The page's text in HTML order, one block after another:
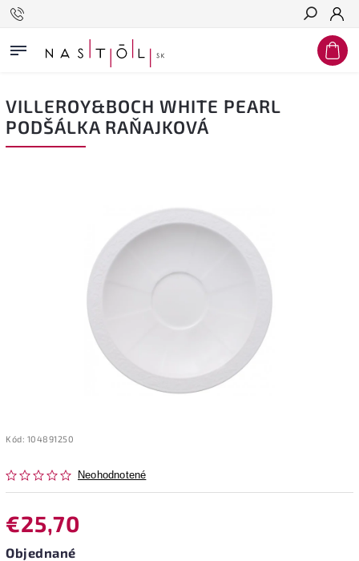
Hľadať
VILLEROY&BOCH WHITE PEARL
PODŠÁLKA RAŇAJKOVÁ
Kód: 104891250
Neohodnotené
€25,70
Objednané